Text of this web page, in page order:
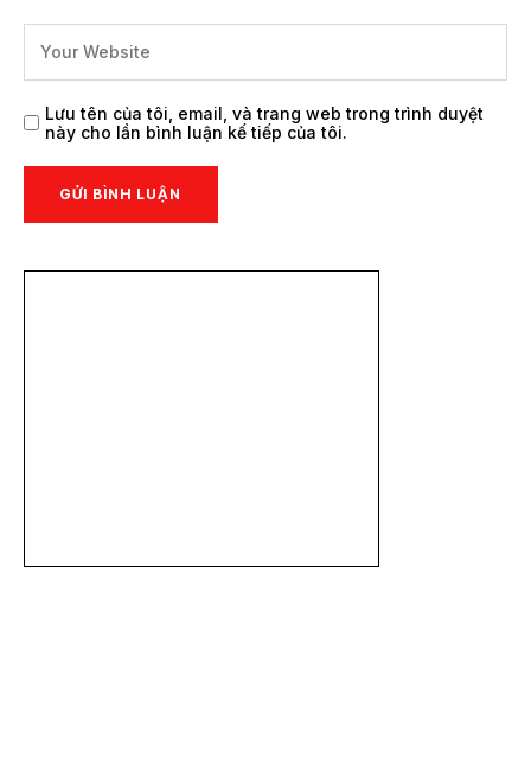
Lưu tên của tôi, email, và trang web trong trình duyệt
này cho lần bình luận kế tiếp của tôi.